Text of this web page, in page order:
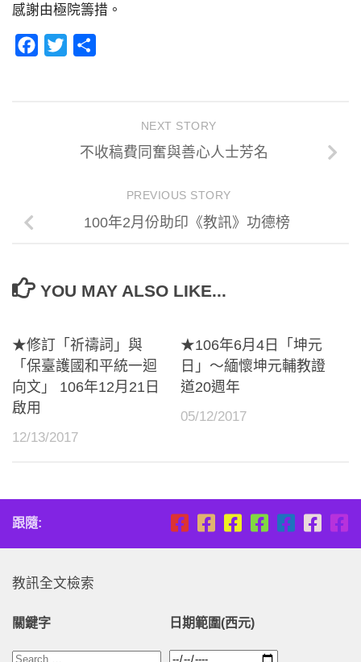
感謝由極院籌措。
Facebook
Twitter
NEXT STORY
不收稿費同奮與善心人士芳名
PREVIOUS STORY
100年2月份助印《教訊》功德榜
YOU MAY ALSO LIKE...
★修訂「祈禱詞」與
「保臺護國和平統一迴
向文」 106年12月21日
啟用
12/13/2017
★106年6月4日「坤元
日」～緬懷坤元輔教證
道20週年
05/12/2017
跟隨:
教訊全文檢索
關鍵字 日期範圍(西元)